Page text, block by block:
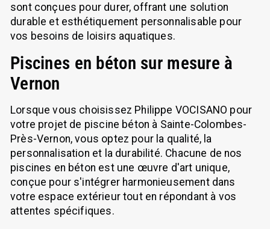
sont conçues pour durer, offrant une solution
durable et esthétiquement personnalisable pour
vos besoins de loisirs aquatiques.
Piscines en béton sur mesure à
Vernon
Lorsque vous choisissez Philippe VOCISANO pour
votre projet de piscine béton à Sainte-Colombes-
Près-Vernon, vous optez pour la qualité, la
personnalisation et la durabilité. Chacune de nos
piscines en béton est une œuvre d'art unique,
conçue pour s'intégrer harmonieusement dans
votre espace extérieur tout en répondant à vos
attentes spécifiques.